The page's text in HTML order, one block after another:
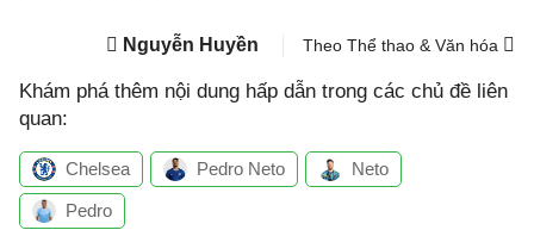
Nguyễn Huyền Theo Thể thao & Văn hóa
Khám phá thêm nội dung hấp dẫn trong các chủ đề liên
quan:
Chelsea Pedro Neto Neto
Pedro